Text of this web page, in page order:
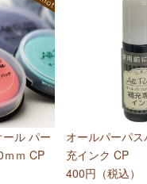
ル パー
ｍｍ CP
オールパーパ
充インク CP
400円（税込）